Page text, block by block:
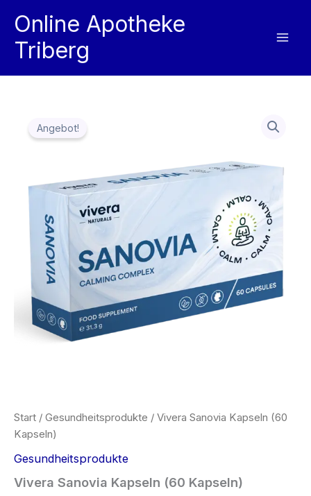
Inhalt
springen
Online Apotheke
Triberg
Angebot!
Start / Gesundheitsprodukte / Vivera Sanovia Kapseln (60
Kapseln)
Gesundheitsprodukte
Vivera Sanovia Kapseln (60 Kapseln)